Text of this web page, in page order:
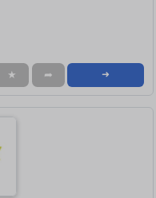
★ ➦ ➜